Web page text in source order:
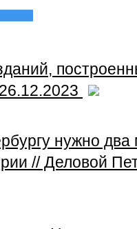
нужно
// Деловой